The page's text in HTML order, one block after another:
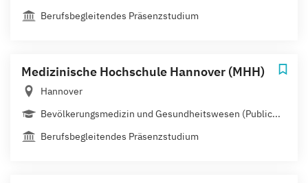
Berufsbegleitendes Präsenzstudium
Medizinische Hochschule Hannover (MHH)
Hannover
Bevölkerungsmedizin und Gesundheitswesen (Public...
Berufsbegleitendes Präsenzstudium